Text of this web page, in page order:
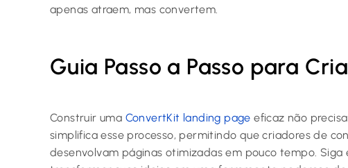
apenas atraem, mas convertem.
Guia Passo a Passo para
Construir uma ConvertKit landing page eficaz não
simplifica esse processo, permitindo que criadores de
desenvolvam páginas otimizadas em pouco tempo.